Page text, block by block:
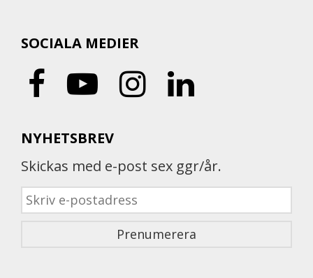
SOCIALA MEDIER
NYHETSBREV
Skickas med e-post sex ggr/år.